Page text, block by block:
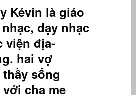
Kévin là giáo
dạy nhạc
viện địa-
hai vợ
sống
cha mẹ